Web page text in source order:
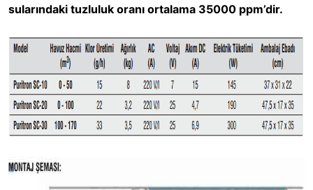
sularındaki tuzluluk oranı ortalama 35000 ppm’dir.